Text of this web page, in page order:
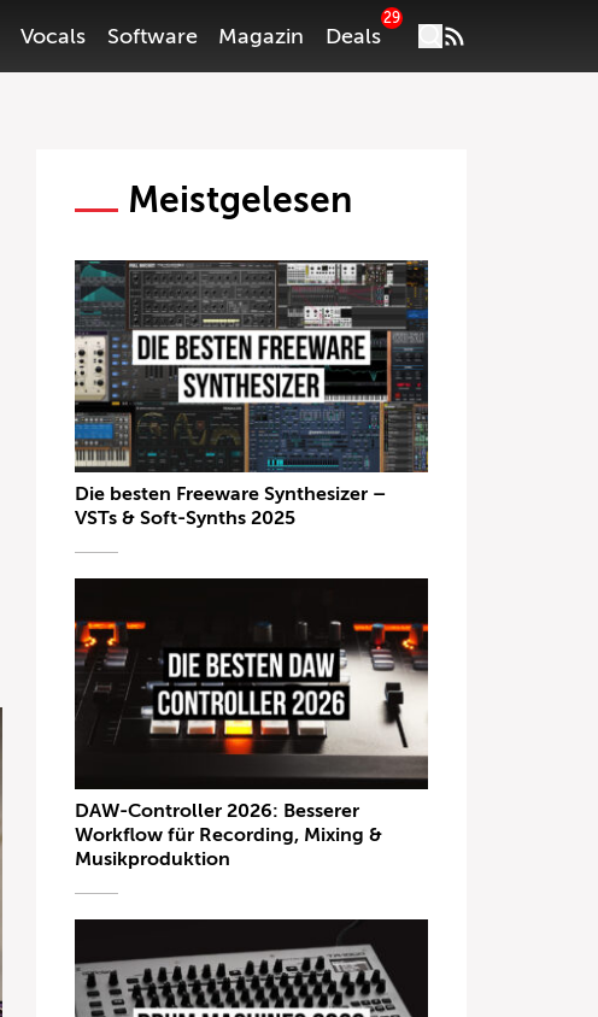
Vocals Software Magazin Deals
29
Meistgelesen
Die besten Freeware Synthesizer –
VSTs & Soft-Synths 2025
DAW-Controller 2026: Besserer
Workflow für Recording, Mixing &
Musikproduktion